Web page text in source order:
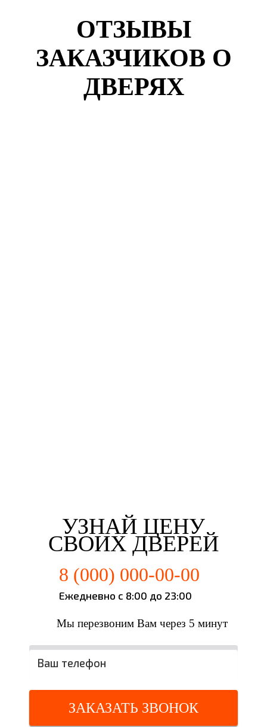
ОТЗЫВЫ
ЗАКАЗЧИКОВ О
ДВЕРЯХ
УЗНАЙ ЦЕНУ
СВОИХ ДВЕРЕЙ
8 (000) 000-00-00
Ежедневно с 8:00 до 23:00
Мы перезвоним Вам через 5 минут
ЗАКАЗАТЬ ЗВОНОК